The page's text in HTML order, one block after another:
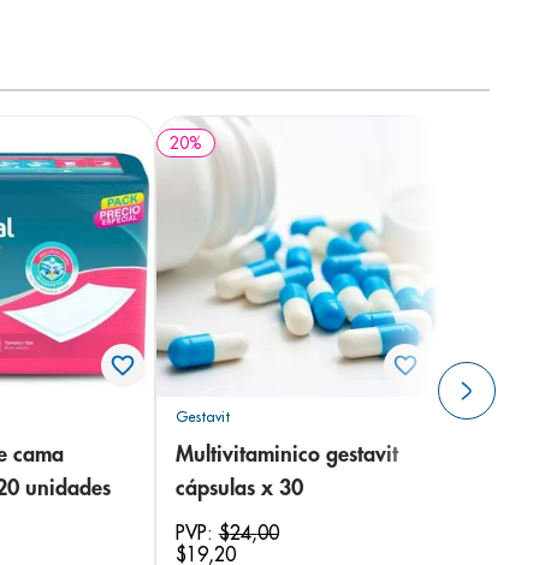
cama
unidades
20%
Gestavit
Multivitaminico gestavit
cápsulas x 30
PVP:$24,00
$19,20